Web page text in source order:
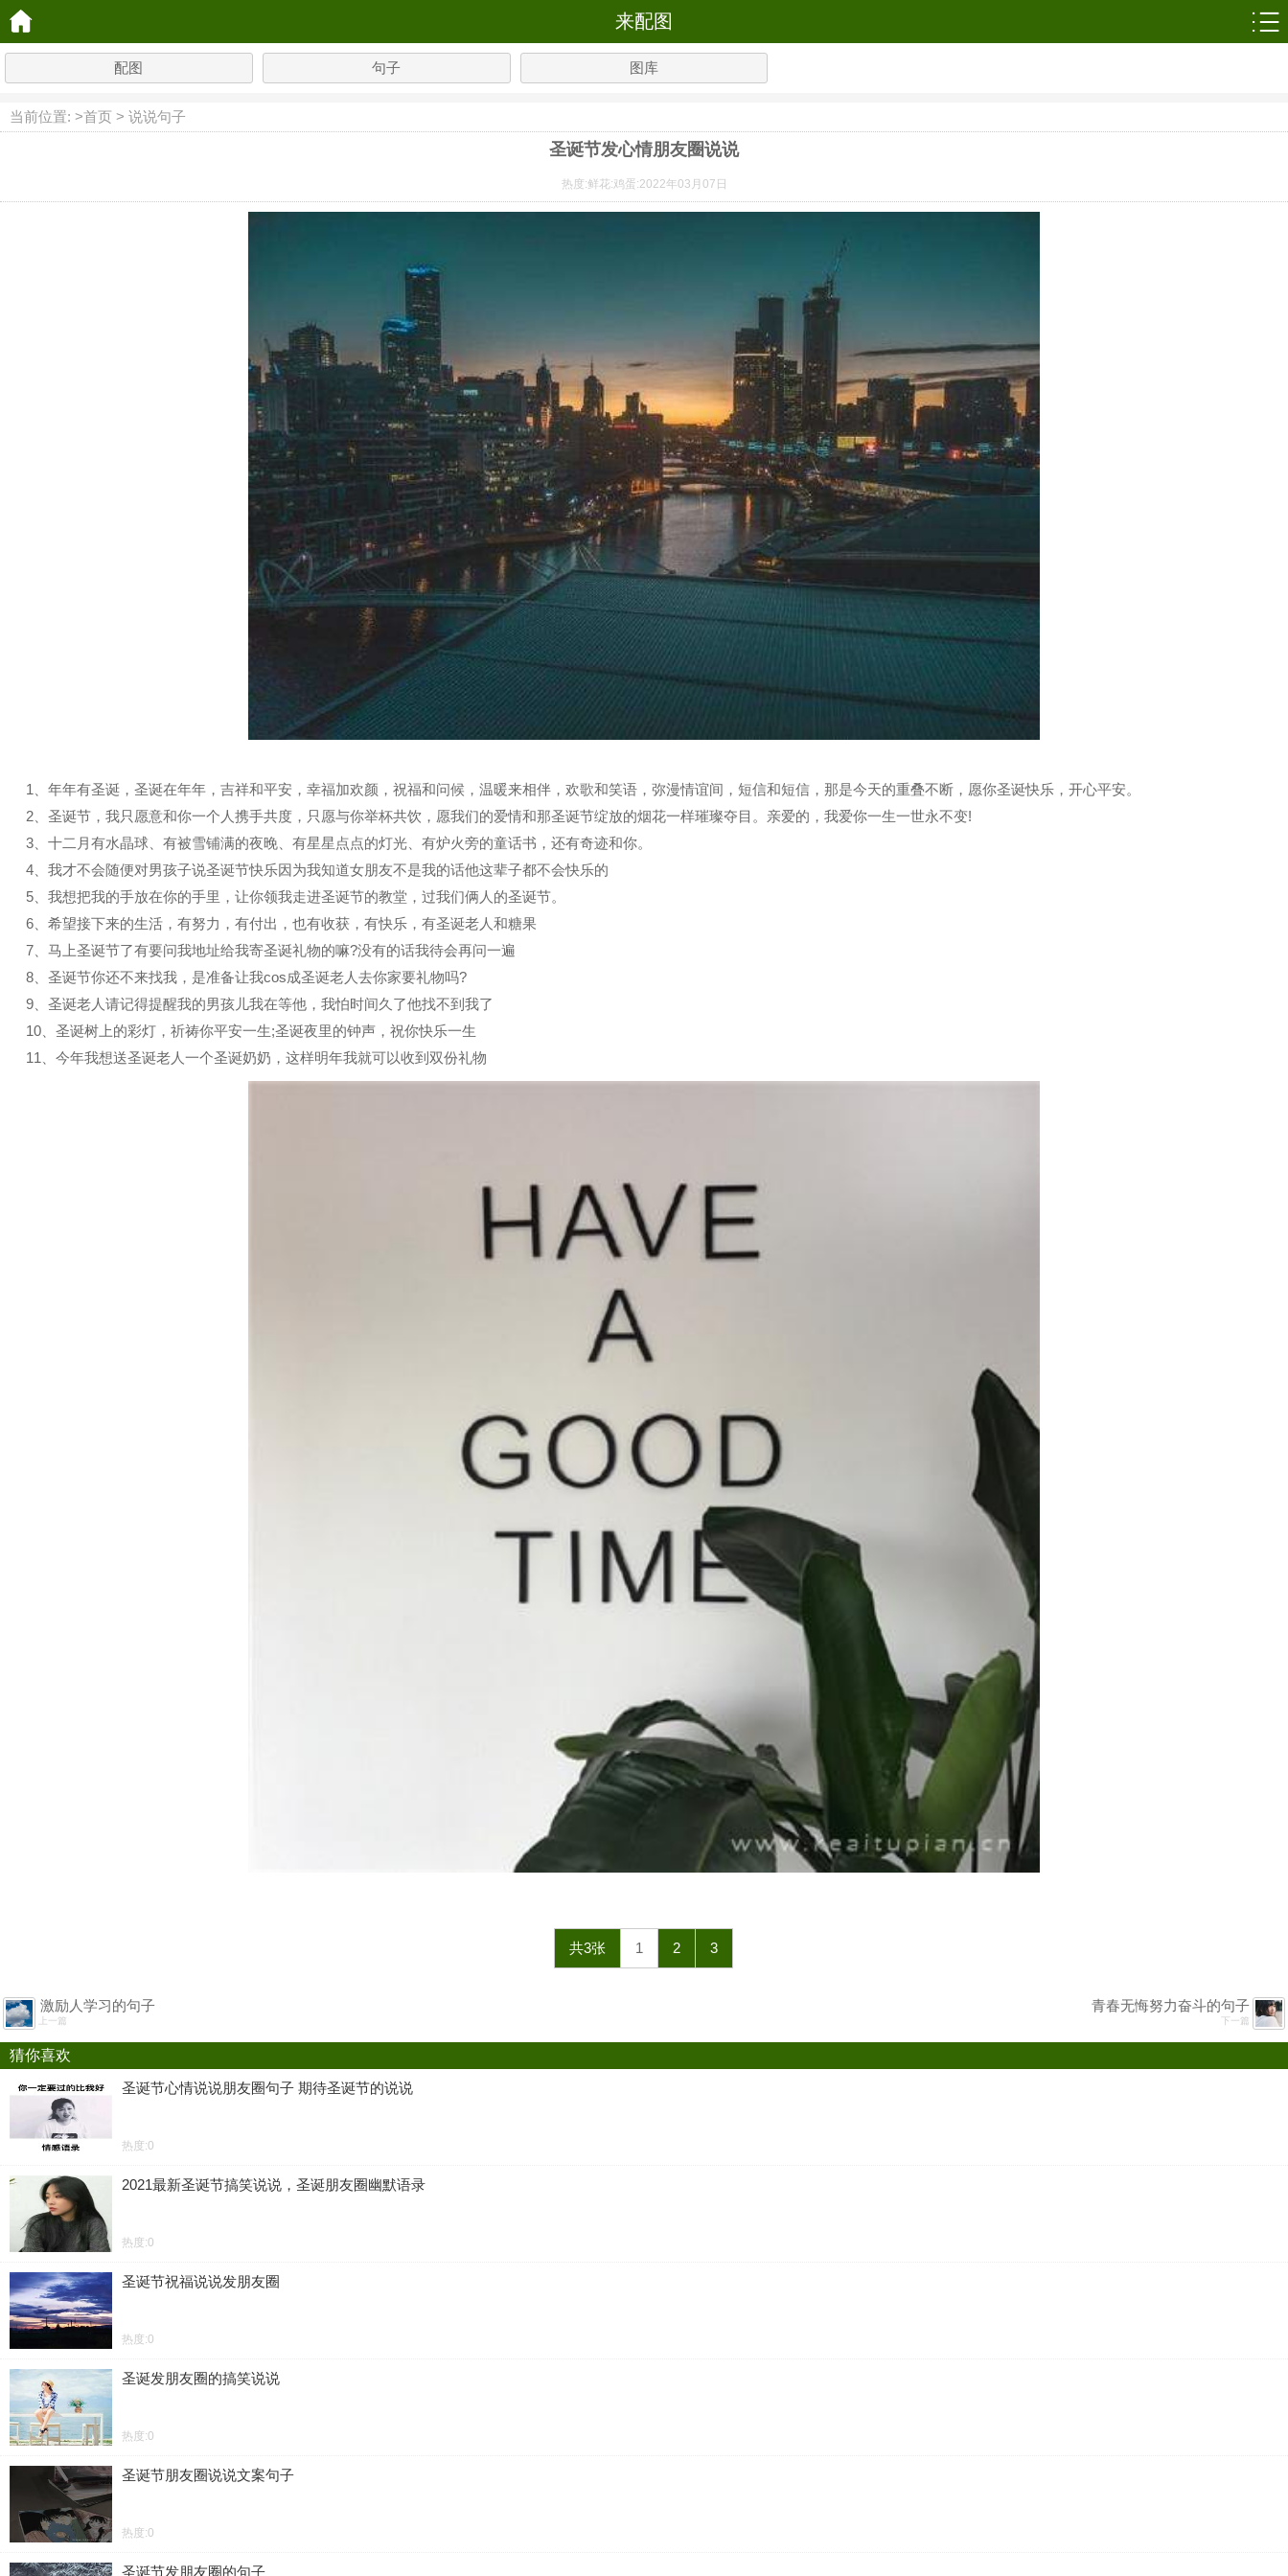
来配图
配图 句子 图库
当前位置: >首页 > 说说句子
圣诞节发心情朋友圈说说
热度:鲜花:鸡蛋:2022年03月07日
1、年年有圣诞，圣诞在年年，吉祥和平安，幸福加欢颜，祝福和问候，温暖来相伴，欢歌和笑语，弥漫情谊间，短信和短信，那是今天的重叠不断，愿你圣诞快乐，开心平安。
2、圣诞节，我只愿意和你一个人携手共度，只愿与你举杯共饮，愿我们的爱情和那圣诞节绽放的烟花一样璀璨夺目。亲爱的，我爱你一生一世永不变!
3、十二月有水晶球、有被雪铺满的夜晚、有星星点点的灯光、有炉火旁的童话书，还有奇迹和你。
4、我才不会随便对男孩子说圣诞节快乐因为我知道女朋友不是我的话他这辈子都不会快乐的
5、我想把我的手放在你的手里，让你领我走进圣诞节的教堂，过我们俩人的圣诞节。
6、希望接下来的生活，有努力，有付出，也有收获，有快乐，有圣诞老人和糖果
7、马上圣诞节了有要问我地址给我寄圣诞礼物的嘛?没有的话我待会再问一遍
8、圣诞节你还不来找我，是准备让我cos成圣诞老人去你家要礼物吗?
9、圣诞老人请记得提醒我的男孩儿我在等他，我怕时间久了他找不到我了
10、圣诞树上的彩灯，祈祷你平安一生;圣诞夜里的钟声，祝你快乐一生
11、今年我想送圣诞老人一个圣诞奶奶，这样明年我就可以收到双份礼物
共3张 1 2 3
激励人学习的句子
上一篇
青春无悔努力奋斗的句子
下一篇
猜你喜欢
圣诞节心情说说朋友圈句子 期待圣诞节的说说
热度:0
2021最新圣诞节搞笑说说，圣诞朋友圈幽默语录
热度:0
圣诞节祝福说说发朋友圈
热度:0
圣诞发朋友圈的搞笑说说
热度:0
圣诞节朋友圈说说文案句子
热度:0
圣诞节发朋友圈的句子